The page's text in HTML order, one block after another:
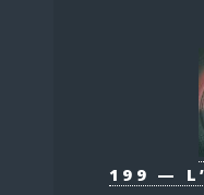
199 —